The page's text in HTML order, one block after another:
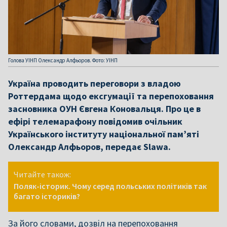
Голова УІНП Олександр Алфьоров. Фото: УІНП
Україна проводить переговори з владою
Роттердама щодо ексгумації та перепоховання
засновника ОУН Євгена Коновальця. Про це в
ефірі телемарафону повідомив очільник
Українського інституту національної пам’яті
Олександр Алфьоров, передає Slawa.
Читайте також:
Поляк-історик. Чому серед польських політиків так
багато істориків?
За його словами, дозвіл на перепоховання